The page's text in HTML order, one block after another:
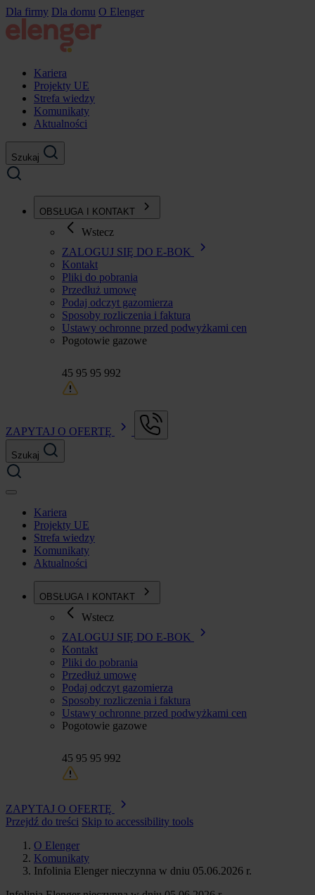
Przejdź
do
treści
Dla firmy Dla domu O Elenger
Kariera
Projekty UE
Strefa wiedzy
Komunikaty
Aktualności
Szukaj
OBSŁUGA I KONTAKT
Wstecz
ZALOGUJ SIĘ DO E-BOK
Kontakt
Pliki do pobrania
Przedłuż umowę
Podaj odczyt gazomierza
Sposoby rozliczenia i faktura
Ustawy ochronne przed podwyżkami cen
Pogotowie gazowe
45 95 95 992
ZAPYTAJ O OFERTĘ
Szukaj
Kariera
Projekty UE
Strefa wiedzy
Komunikaty
Aktualności
OBSŁUGA I KONTAKT
Wstecz
ZALOGUJ SIĘ DO E-BOK
Kontakt
Pliki do pobrania
Przedłuż umowę
Podaj odczyt gazomierza
Sposoby rozliczenia i faktura
Ustawy ochronne przed podwyżkami cen
Pogotowie gazowe
45 95 95 992
ZAPYTAJ O OFERTĘ
Przejdź do treści Skip to accessibility tools
Ścieżka
nawigacyjna
O Elenger
Komunikaty
Infolinia Elenger nieczynna w dniu 05.06.2026 r.